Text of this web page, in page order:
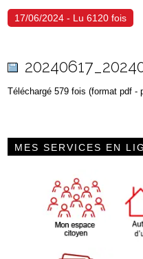
17/06/2024 - Lu 6120 fois
Téléchargé 579 fois (format pdf -
MES SERVICES EN